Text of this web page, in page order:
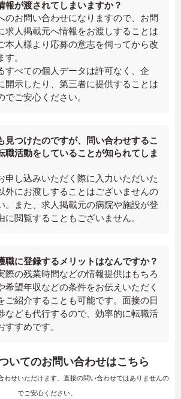
報が渡されてしまいますか？
のお問い合わせになりますので、お問
求人掲載元へ情報をお渡しすることは
本人様より応募の意志を伺ってから改
。
すべての個人データは許可なく、企
開示したり、第三者に提供することは
ご安心ください。
見つけたのですが、問い合わせするこ
職活動をしていることが知られてしま
申し込みいただく際に入力いただいた
外にお渡しすることはございませんの
。また、求人掲載元の病院や施設が登
に閲覧することもございません。
職に登録するメリットはなんですか？
際の残業時間などの情報提供はもちろ
希望年収などの条件をお伝えいただく
ご紹介することも可能です。面接の日
なども代行するので、効率的に転職活
すめです。
いてのお問い合わせはこちら
わせいただけます。直接の問い合わせではありませんの
でご安心ください。